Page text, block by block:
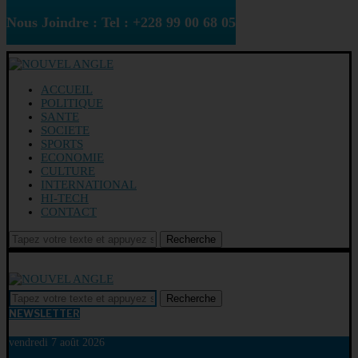
Nous Joindre : Tel : +228 99 00 68 05
ACCUEIL
POLITIQUE
SANTE
SOCIETE
SPORTS
ECONOMIE
CULTURE
INTERNATIONAL
HI-TECH
CONTACT
Recherche
Recherche
NEWSLETTER
vendredi 7 août 2026